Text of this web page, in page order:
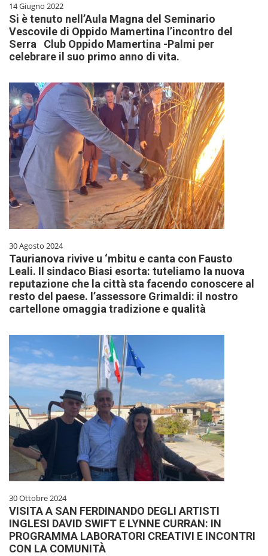
14 Giugno 2022
Si è tenuto nell’Aula Magna del Seminario
Vescovile di Oppido Mamertina l’incontro del
Serra Club Oppido Mamertina -Palmi per
celebrare il suo primo anno di vita.
30 Agosto 2024
Taurianova rivive u ‘mbitu e canta con Fausto
Leali. Il sindaco Biasi esorta: tuteliamo la nuova
reputazione che la città sta facendo conoscere al
resto del paese. l’assessore Grimaldi: il nostro
cartellone omaggia tradizione e qualità
30 Ottobre 2024
VISITA A SAN FERDINANDO DEGLI ARTISTI
INGLESI DAVID SWIFT E LYNNE CURRAN: IN
PROGRAMMA LABORATORI CREATIVI E INCONTRI
CON LA COMUNITÀ